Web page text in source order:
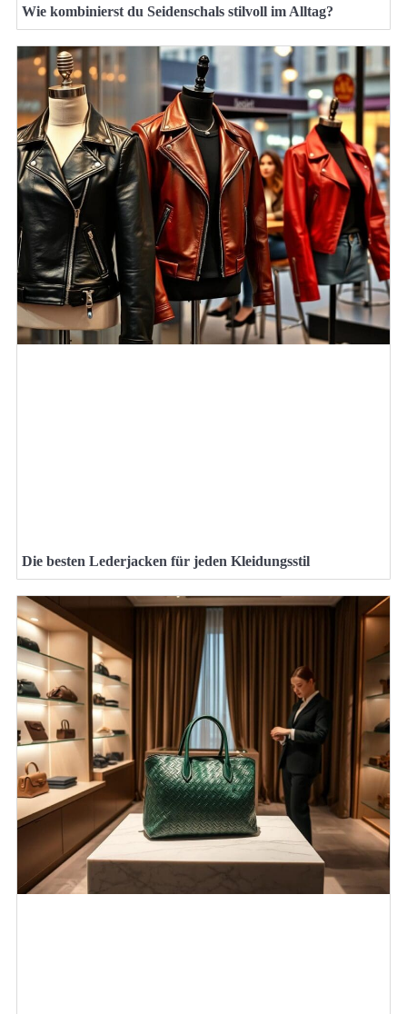
Wie kombinierst du Seidenschals stilvoll im Alltag?
Die besten Lederjacken für jeden Kleidungsstil